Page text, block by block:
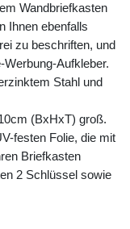
Wandbriefkasten
Ihnen ebenfalls
zu beschriften, und
Aufkleber.
Stahl und
(BxHxT) groß.
festen Folie, die mit
Briefkasten
2 Schlüssel sowie